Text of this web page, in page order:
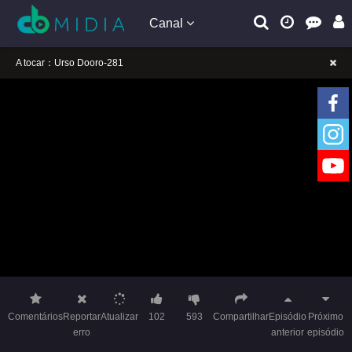
Canal
A tocar：Urso Dooro-281
ComentáriosReportar
erro
Atualizar 102 593 CompartilharEpisódio
anterior
Próximo
episódio